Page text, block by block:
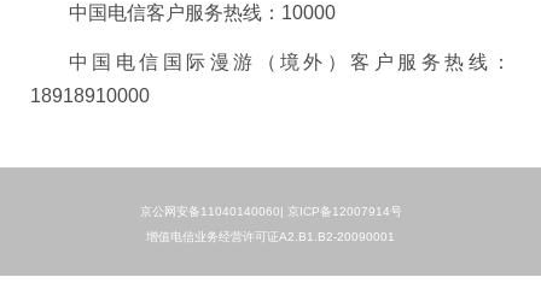
中国电信客户服务热线：10000
中国电信国际漫游（境外）客户服务热线：
18918910000
京公网安备11040140060| 京ICP备12007914号
增值电信业务经营许可证A2.B1.B2-20090001